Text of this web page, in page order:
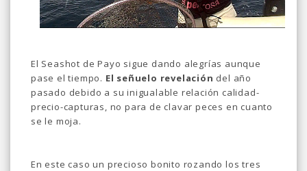
El Seashot de Payo sigue dando alegrías aunque
pase el tiempo. El señuelo revelación del año
pasado debido a su inigualable relación calidad-
precio-capturas, no para de clavar peces en cuanto
se le moja.
En este caso un precioso bonito rozando los tres